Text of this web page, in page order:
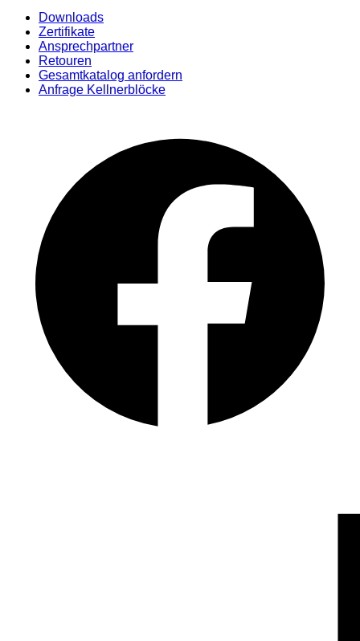
Downloads
Zertifikate
Ansprechpartner
Retouren
Gesamtkatalog anfordern
Anfrage Kellnerblöcke